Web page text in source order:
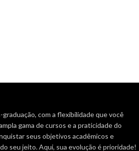
com a flexibilidade que você
gama de cursos e a praticidade do
seus objetivos acadêmicos e
seu jeito. Aqui, sua evolução é prioridade!